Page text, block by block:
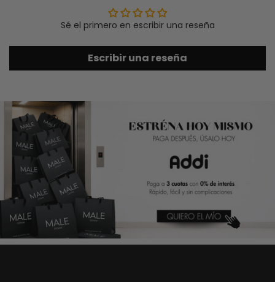
Sé el primero en escribir una reseña
Escribir una reseña